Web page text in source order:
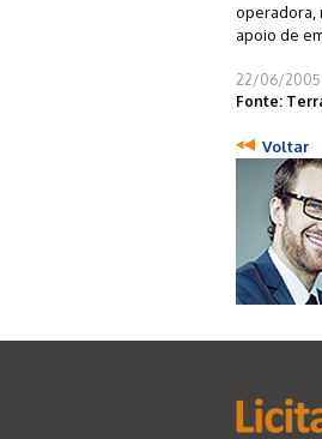
operadora,
apoio de
22/06/2005
Fonte:
Voltar